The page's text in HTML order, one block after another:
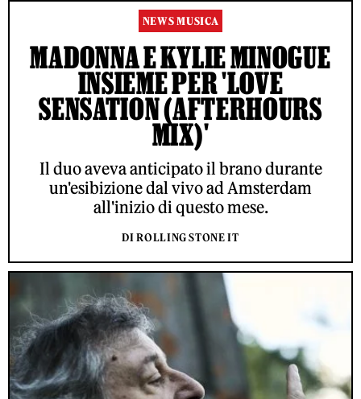
NEWS MUSICA
MADONNA E KYLIE MINOGUE
INSIEME PER 'LOVE
SENSATION (AFTERHOURS
MIX)'
Il duo aveva anticipato il brano durante
un'esibizione dal vivo ad Amsterdam
all'inizio di questo mese.
DI ROLLING STONE IT